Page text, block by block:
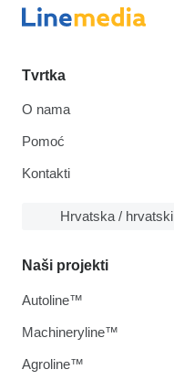
Tvrtka
O nama
Pomoć
Kontakti
Hrvatska / hrvatski
Naši projekti
Autoline™
Machineryline™
Agroline™